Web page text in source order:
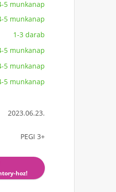
5 munkanap
5 munkanap
1-3 darab
5 munkanap
5 munkanap
5 munkanap
2023.06.23.
PEGI 3+
hoz!